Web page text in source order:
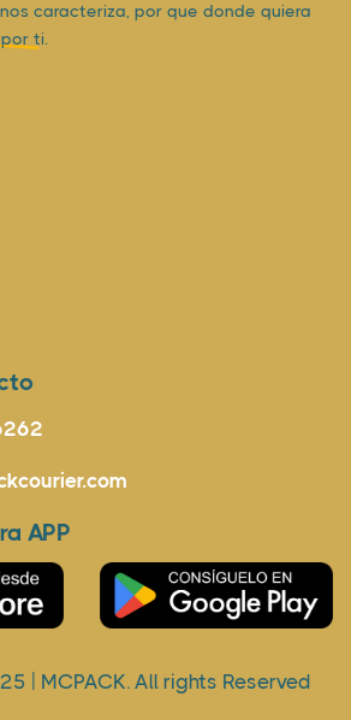
caracteriza, por que donde quiera
ti.
APP
| MCPACK. All rights Reserved